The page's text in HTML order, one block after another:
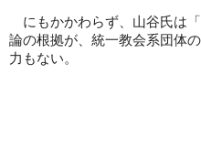
にもかかわらず、山谷氏は
論の根拠が、統一教会系団体
力もない。